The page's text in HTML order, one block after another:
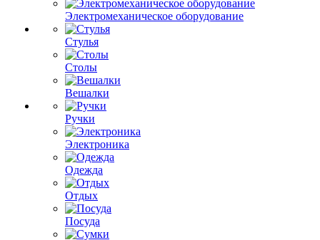
Электромеханическое оборудование
Стулья
Столы
Вешалки
Ручки
Электроника
Одежда
Отдых
Посуда